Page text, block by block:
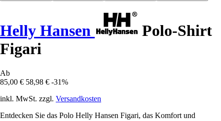
Helly Hansen
Polo-Shirt
Figari
Ab
85,00 € 58,98 € -31%
inkl. MwSt. zzgl. Versandkosten
Entdecken Sie das Polo Helly Hansen Figari, das Komfort und